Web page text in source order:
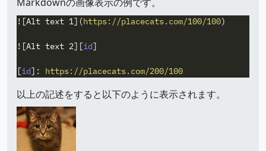
![Alt text 1](https://placecats.com/100/100)
![Alt text 2][id]
[id]: https://placecats.com/200/100
以上の記述をすると以下のように表示されます。